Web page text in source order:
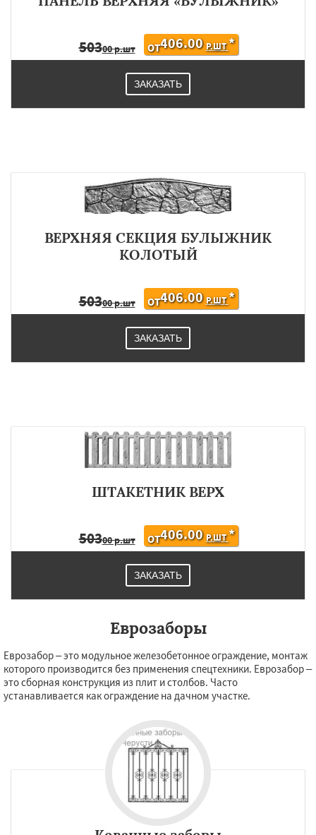
50300 р.шт ОТ406.00 Р.ШТ*
ЗАКАЗАТЬ
ВЕРХНЯЯ СЕКЦИЯ БУЛЫЖНИК
КОЛОТЫЙ
50300 р.шт ОТ406.00 Р.ШТ*
ЗАКАЗАТЬ
ШТАКЕТНИК ВЕРХ
50300 р.шт ОТ406.00 Р.ШТ*
ЗАКАЗАТЬ
Еврозаборы
Еврозабор – это модульное железобетонное ограждение, монтаж
которого производится без применения спецтехники. Еврозабор –
это сборная конструкция из плит и столбов. Часто
устанавливается как ограждение на дачном участке.